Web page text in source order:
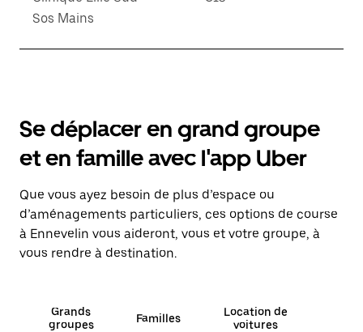
Sos Mains
Se déplacer en grand groupe
et en famille avec l'app Uber
Que vous ayez besoin de plus d’espace ou
d’aménagements particuliers, ces options de course
à Ennevelin vous aideront, vous et votre groupe, à
vous rendre à destination.
Grands
groupes
Familles
Location de
voitures